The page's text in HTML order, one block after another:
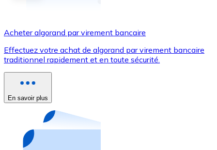
Utilisez les cartes Visa et Mastercard pour acheter
Acheter avec carte
Nouveau
Achetez des cartes-cadeaux de vos marques
Aller à la boutique de cartes-cadeaux
Acheter algorand par virement bancaire
Effectuez votre achat de algorand par virement bancaire
traditionnel rapidement et en toute sécurité.
En savoir plus